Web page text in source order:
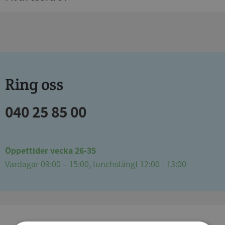
Ring oss
040 25 85 00
Öppettider vecka 26-35
Vardagar 09:00 – 15:00, lunchstängt 12:00 - 13:00